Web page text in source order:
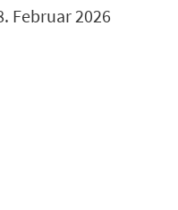
Februar 2026